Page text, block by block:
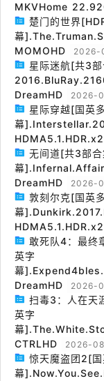
MKVHome
楚门的世界
幕
MOMOHD
2026-
星际迷航[共3
DreamHD
2026-
星际穿越[国英
幕
无间道[共3部
幕
DreamHD
2026-
敦刻尔克[国英
幕
敢死队4：最终
英字
幕
DreamHD
2026-
扫毒3：人在天
英字
幕
CTRLHD
2026-
惊天魔盗团2[
幕